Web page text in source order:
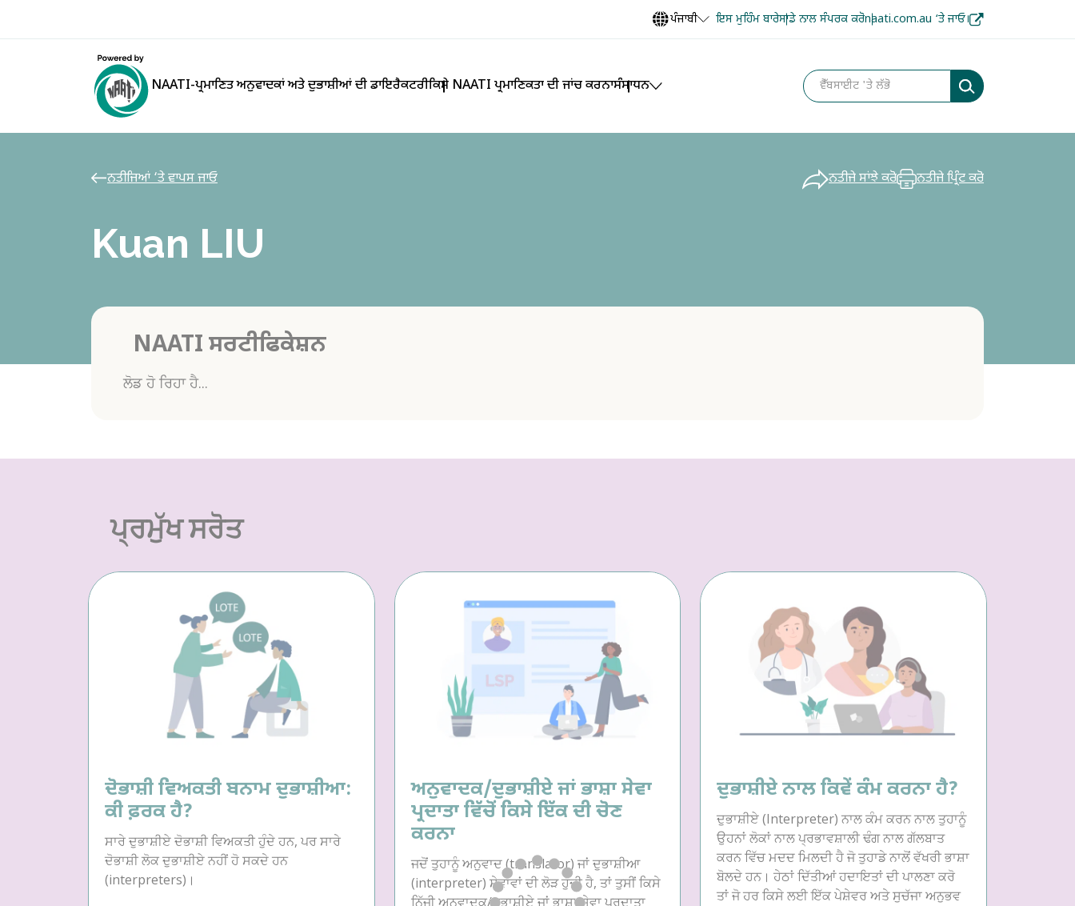
ਪੰਜਾਬੀ ਇਸ ਮੁਹਿੰਮ ਬਾਰੇਸਾਡੇ ਨਾਲ ਸੰਪਰਕ ਕਰੋnaati.com.au ‘ਤੇ ਜਾਓ।
NAATI-ਪ੍ਰਮਾਣਿਤ ਅਨੁਵਾਦਕਾਂ ਅਤੇ ਦੁਭਾਸ਼ੀਆਂ ਦੀ ਡਾਇਰੈਕਟਰੀਕਿਸੇ NAATI ਪ੍ਰਮਾਣਿਕਤਾ ਦੀ ਜਾਂਚ ਕਰਨਾਸੰਸਾਧਨ
ਨਤੀਜਿਆਂ ‘ਤੇ ਵਾਪਸ ਜਾਓ ਨਤੀਜੇ ਸਾਂਝੇ ਕਰੋ ਨਤੀਜੇ ਪ੍ਰਿੰਟ ਕਰੋ
Kuan LIU
NAATI ਸਰਟੀਫਿਕੇਸ਼ਨ
ਲੋਡ ਹੋ ਰਿਹਾ ਹੈ...
ਪ੍ਰਮੁੱਖ ਸਰੋਤ
ਦੋਭਾਸ਼ੀ ਵਿਅਕਤੀ ਬਨਾਮ ਦੁਭਾਸ਼ੀਆ:
ਕੀ ਫ਼ਰਕ ਹੈ?
ਸਾਰੇ ਦੁਭਾਸ਼ੀਏ ਦੋਭਾਸ਼ੀ ਵਿਅਕਤੀ ਹੁੰਦੇ ਹਨ, ਪਰ ਸਾਰੇ
ਦੋਭਾਸ਼ੀ ਲੋਕ ਦੁਭਾਸ਼ੀਏ ਨਹੀਂ ਹੋ ਸਕਦੇ ਹਨ
(interpreters)।
ਅਨੁਵਾਦਕ/ਦੁਭਾਸ਼ੀਏ ਜਾਂ ਭਾਸ਼ਾ ਸੇਵਾ
ਪ੍ਰਦਾਤਾ ਵਿੱਚੋਂ ਕਿਸੇ ਇੱਕ ਦੀ ਚੋਣ
ਕਰਨਾ
ਜਦੋਂ ਤੁਹਾਨੂੰ ਅਨੁਵਾਦ (translator) ਜਾਂ ਦੁਭਾਸ਼ੀਆ
(interpreter) ਸੇਵਾਵਾਂ ਦੀ ਲੋੜ ਹੁੰਦੀ ਹੈ, ਤਾਂ ਤੁਸੀਂ ਕਿਸੇ
ਨਿੱਜੀ ਅਨੁਵਾਦਕ/ਦੁਭਾਸ਼ੀਏ ਜਾਂ ਭਾਸ਼ਾ ਸੇਵਾ ਪ੍ਰਦਾਤਾ
ਦੁਭਾਸ਼ੀਏ ਨਾਲ ਕਿਵੇਂ ਕੰਮ ਕਰਨਾ ਹੈ?
ਦੁਭਾਸ਼ੀਏ (Interpreter) ਨਾਲ ਕੰਮ ਕਰਨ ਨਾਲ ਤੁਹਾਨੂੰ
ਉਹਨਾਂ ਲੋਕਾਂ ਨਾਲ ਪ੍ਰਭਾਵਸ਼ਾਲੀ ਢੰਗ ਨਾਲ ਗੱਲਬਾਤ
ਕਰਨ ਵਿੱਚ ਮਦਦ ਮਿਲਦੀ ਹੈ ਜੋ ਤੁਹਾਡੇ ਨਾਲੋਂ ਵੱਖਰੀ ਭਾਸ਼ਾ
ਬੋਲਦੇ ਹਨ। ਹੇਠਾਂ ਦਿੱਤੀਆਂ ਹਦਾਇਤਾਂ ਦੀ ਪਾਲਣਾ ਕਰੋ
ਤਾਂ ਜੋ ਹਰ ਕਿਸੇ ਲਈ ਇੱਕ ਪੇਸ਼ੇਵਰ ਅਤੇ ਸੁਚੱਜਾ ਅਨੁਭਵ